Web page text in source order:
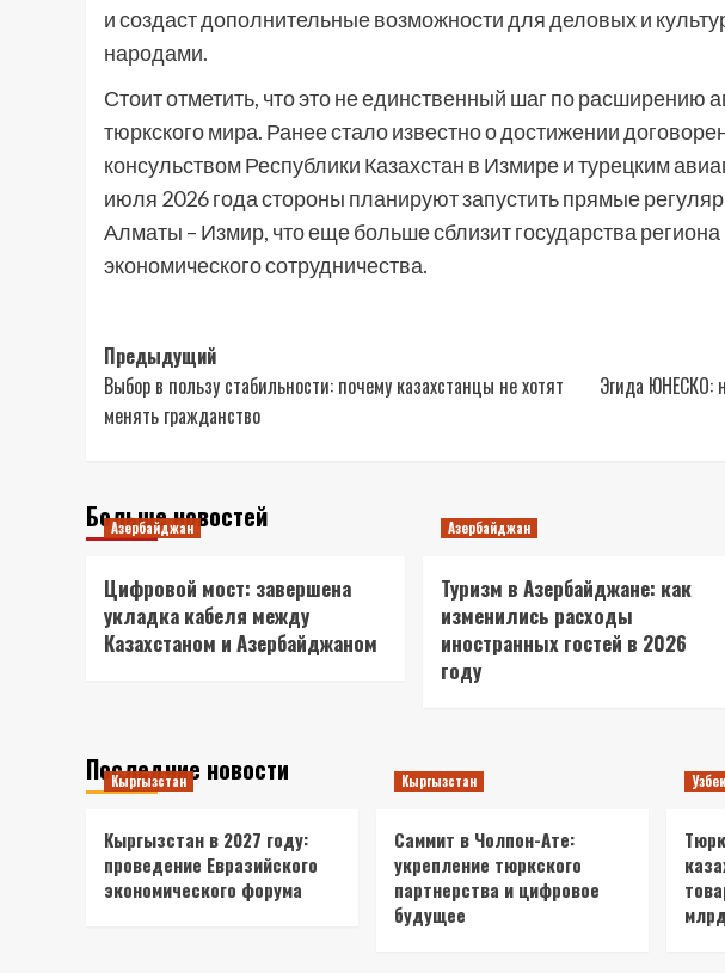
и создаст дополнительные возможности для деловых и
народами.
Стоит отметить, что это не единственный шаг по расширению
тюркского мира. Ранее стало известно о достижении
консульством Республики Казахстан в Измире и турецким
июля 2026 года стороны планируют запустить прямые
Алматы – Измир, что еще больше сблизит государства
экономического сотрудничества.
Навигация
записи
Предыдущий
Выбор в пользу стабильности: почему казахстанцы не хотят
менять гражданство
Эгида ЮНЕСКО:
Больше новостей
Азербайджан
Цифровой мост: завершена
укладка кабеля между
Казахстаном и Азербайджаном
Азербайджан
Туризм в Азербайджане: как
изменились расходы
иностранных гостей в 2026
году
Последние новости
Кыргызстан
Кыргызстан в 2027 году:
проведение Евразийского
экономического форума
Кыргызстан
Саммит в Чолпон-Ате:
укрепление тюркского
партнерства и цифровое
будущее